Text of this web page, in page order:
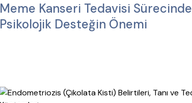
Meme Kanseri Tedavisi Sürecinde
Psikolojik Desteğin Önemi